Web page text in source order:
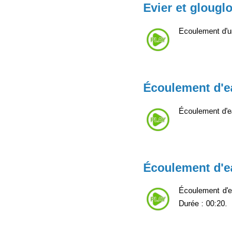
Evier et
Ecoulement
Écoulement
Écoulement
Écoulement
Écoulement
Durée : 00:20.